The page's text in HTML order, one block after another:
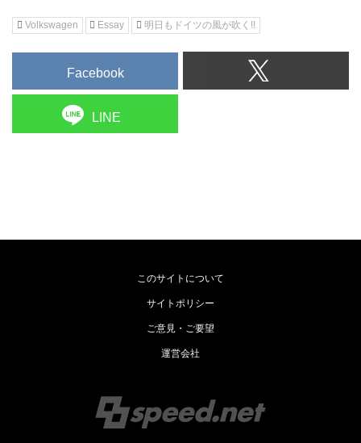
Volkswagen Essay 明日もドイツの風が吹く!!
Facebook
LINE
このサイトについて
サイトポリシー
ご意見・ご要望
運営会社